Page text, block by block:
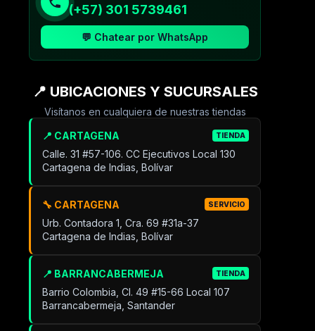
(+57) 301 5739461
💬 Chatear por WhatsApp
📍 UBICACIONES Y SUCURSALES
Visítanos en cualquiera de nuestras tiendas
📍 CARTAGENA TIENDA
Calle. 31 #57-106. CC Ejecutivos Local 130
Cartagena de Indias, Bolívar
🔧 CARTAGENA SERVICIO
Urb. Contadora 1, Cra. 69 #31a-37
Cartagena de Indias, Bolívar
📍 BARRANCABERMEJA TIENDA
Barrio Colombia, Cl. 49 #15-66 Local 107
Barrancabermeja, Santander